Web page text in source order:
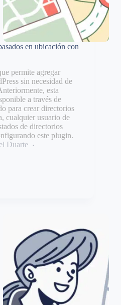
en ubicación con
permite agregar
sin necesidad de
esta
a través de
para crear directorios
cualquier usuario de
de directorios
este plugin.
Duarte